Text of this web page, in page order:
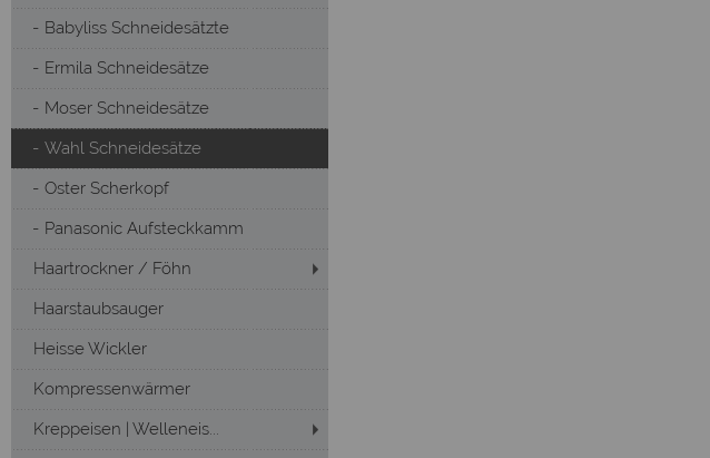
Babyliss Schneidesätzte
Ermila Schneidesätze
Moser Schneidesätze
Wahl Schneidesätze
Oster Scherkopf
Panasonic Aufsteckkamm
Haartrockner / Föhn
Haarstaubsauger
Heisse Wickler
Kompressenwärmer
Kreppeisen | Welleneis...